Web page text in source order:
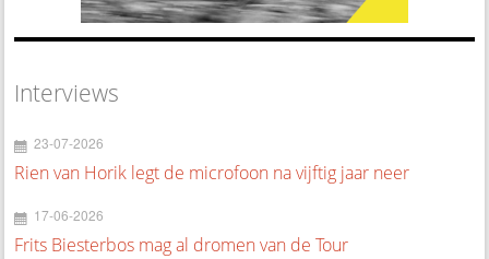
Interviews
23-07-2026
Rien van Horik legt de microfoon na vijftig jaar neer
17-06-2026
Frits Biesterbos mag al dromen van de Tour